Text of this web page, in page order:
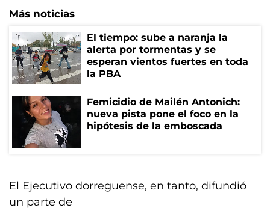
Más noticias
El tiempo: sube a naranja la
alerta por tormentas y se
esperan vientos fuertes en toda
la PBA
Femicidio de Mailén Antonich:
nueva pista pone el foco en la
hipótesis de la emboscada
El Ejecutivo dorreguense, en tanto, difundió
un parte de